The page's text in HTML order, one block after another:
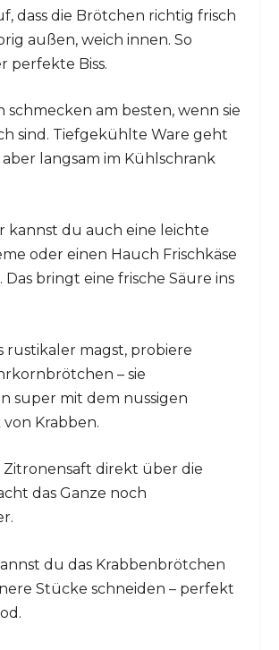
dass die Brötchen richtig frisch
außen, weich innen. So
perfekte Biss.
schmecken am besten, wenn sie
sind. Tiefgekühlte Ware geht
langsam im Kühlschrank
kannst du auch eine leichte
oder einen Hauch Frischkäse
bringt eine frische Säure ins
rustikaler magst, probiere
– sie
super mit dem nussigen
Krabben.
Zitronensaft direkt über die
das Ganze noch
du das Krabbenbrötchen
Stücke schneiden – perfekt